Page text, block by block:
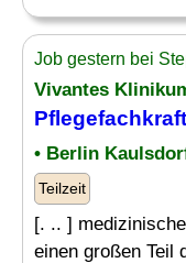
Job gestern bei
Vivantes
• Berlin
Teilzeit
[. .. ]
einen großen Teil